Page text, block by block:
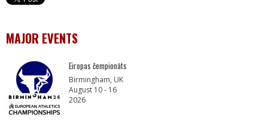
MAJOR EVENTS
Eiropas čempionāts
Birmingham, UK
August 10 - 16
2026